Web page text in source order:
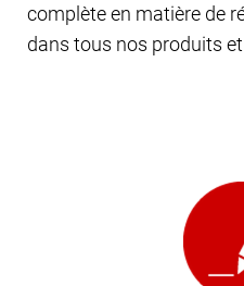
complète en matière de
dans tous nos produits